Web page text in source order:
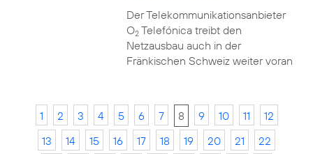
Der Telekommunikationsanbieter
O2Telefónica treibt den
Netzausbau auch in der
Fränkischen Schweiz weiter voran
1 2 3 4 5 6 7 8 9 10 11
12
13
14 15 16 17 18 19 20 21
22